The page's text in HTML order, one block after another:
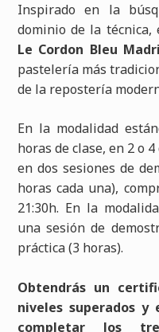
Inspirado en la
dominio de la técnica,
Le Cordon Bleu
pastelería más
de la repostería
En la modalidad
horas de clase, en 2 o
en dos sesiones de
horas cada una),
21:30h. En la
una sesión de
práctica (3 horas).
Obtendrás un
niveles superados y
completar los